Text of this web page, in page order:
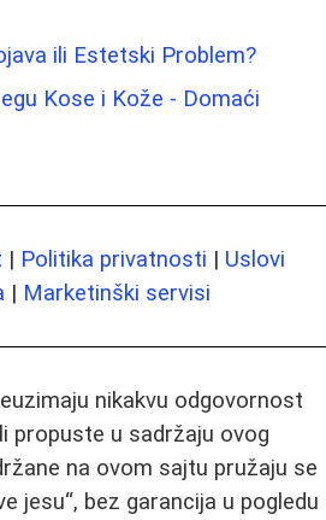
ili Estetski Problem?
Kose i Kože - Domaći
| Politika privatnosti | Uslovi
| Marketinški servisi
nikakvu odgovornost
propuste u sadržaju ovog
na ovom sajtu pružaju se
jesu“, bez garancija u pogledu